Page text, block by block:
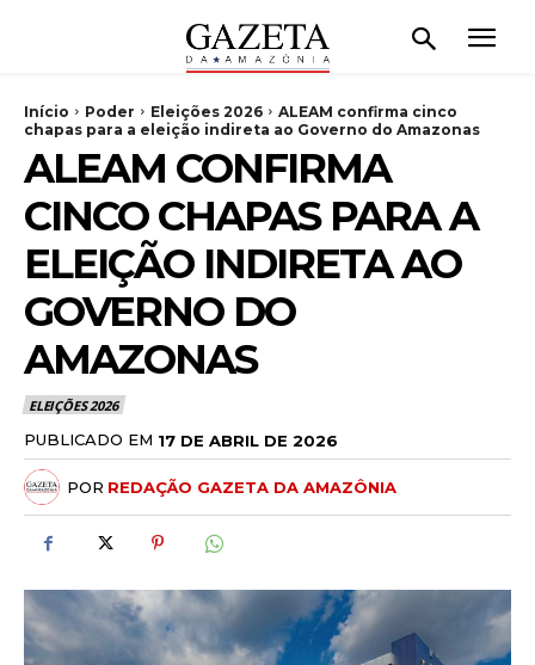
Início Poder Eleições 2026
ALEAM confirma cinco
chapas para a eleição indireta ao Governo do Amazonas
ALEAM CONFIRMA
CINCO CHAPAS PARA A
ELEIÇÃO INDIRETA AO
GOVERNO DO
AMAZONAS
ELEIÇÕES 2026
PUBLICADO EM 17 DE ABRIL DE 2026
POR REDAÇÃO GAZETA DA AMAZÔNIA